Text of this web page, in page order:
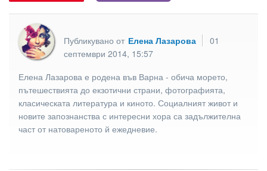
Публикувано от Елена Лазарова
01
септември 2014, 15:57
Елена Лазарова е родена във Варна - обича морето,
пътешествията до екзотични страни, фотографията,
класическата литература и киното. Социалният живот и
новите запознанства с интересни хора са задължителна
част от натовареното й ежедневие.